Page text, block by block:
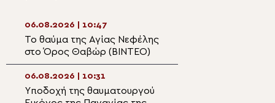
06.08.2026 | 10:47
Το θαύμα της Αγίας Νεφέλης
στο Όρος Θαβώρ (ΒΙΝΤΕΟ)
06.08.2026 | 10:31
Yποδοχή της θαυματουργού